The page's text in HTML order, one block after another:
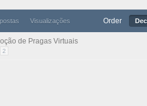
Visualizações Order
de Pragas Virtuais
2